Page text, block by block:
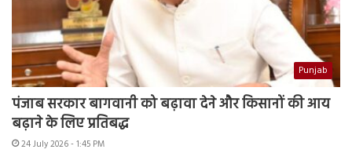
Punjab
पंजाब सरकार बागवानी को बढ़ावा देने और किसानों की आय
बढ़ाने के लिए प्रतिबद्ध
24 July 2026 - 1:45 PM